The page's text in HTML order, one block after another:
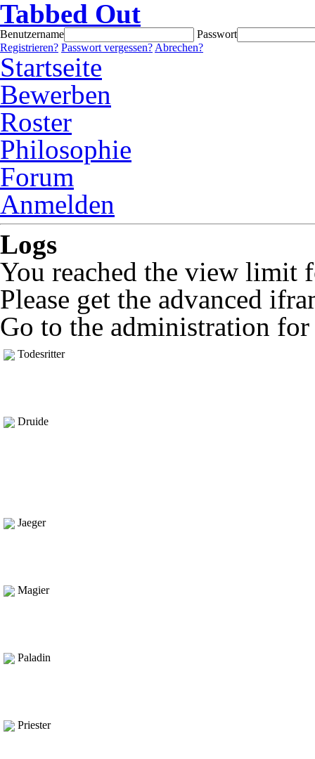
Tabbed Out
Benutzername
Passwort
Registrieren? Passwort vergessen? Abrechen?
Startseite
Bewerben
Roster
Philosophie
Forum
Anmelden
Logs
You reached the view limit
Please get the advanced
Go to the administration
Todesritter
Druide
Jaeger
Magier
Paladin
Priester